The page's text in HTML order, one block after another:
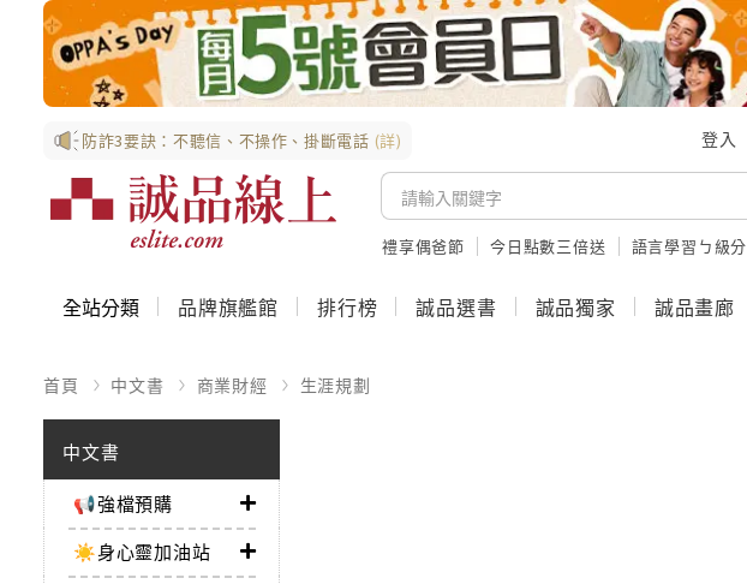
防詐3要訣：不聽信、不操作、掛斷電話 (詳) 登入
禮享偶爸節 今日點數三倍送 語言學習ㄅ級分
全站分類 品牌旗艦館 排行榜 誠品選書 誠品獨家 誠品畫廊
首頁 中文書 商業財經 生涯規劃
中文書
📢強檔預購
☀️身心靈加油站